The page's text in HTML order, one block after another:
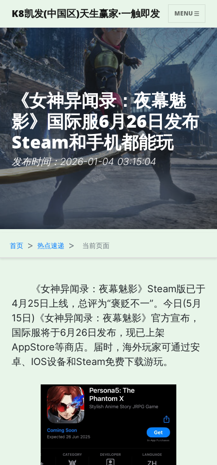
K8凯发(中国区)天生赢家·一触即发 MENU
《女神异闻录：夜幕魅
影》国际服6月26日发布
Steam和手机都能玩
发布时间：2026-01-04 03:15:04
首页 > 热点速递 > 当前页面
《女神异闻录：夜幕魅影》Steam版已于
4月25日上线，总评为“褒贬不一”。今日(5月
15日)《女神异闻录：夜幕魅影》官方宣布，
国际服将于6月26日发布，现已上架
AppStore等商店。届时，海外玩家可通过安
卓、IOS设备和Steam免费下载游玩。